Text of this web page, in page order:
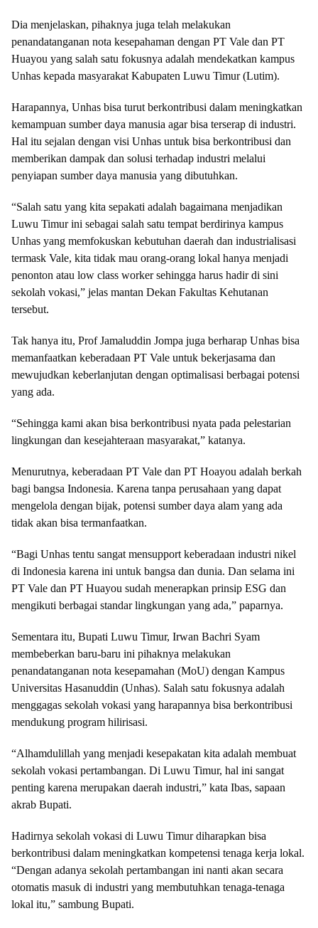
Dia menjelaskan, pihaknya juga telah melakukan
penandatanganan nota kesepahaman dengan PT Vale dan PT
Huayou yang salah satu fokusnya adalah mendekatkan kampus
Unhas kepada masyarakat Kabupaten Luwu Timur (Lutim).
Harapannya, Unhas bisa turut berkontribusi dalam meningkatkan
kemampuan sumber daya manusia agar bisa terserap di industri.
Hal itu sejalan dengan visi Unhas untuk bisa berkontribusi dan
memberikan dampak dan solusi terhadap industri melalui
penyiapan sumber daya manusia yang dibutuhkan.
“Salah satu yang kita sepakati adalah bagaimana menjadikan
Luwu Timur ini sebagai salah satu tempat berdirinya kampus
Unhas yang memfokuskan kebutuhan daerah dan industrialisasi
termask Vale, kita tidak mau orang-orang lokal hanya menjadi
penonton atau low class worker sehingga harus hadir di sini
sekolah vokasi,” jelas mantan Dekan Fakultas Kehutanan
tersebut.
Tak hanya itu, Prof Jamaluddin Jompa juga berharap Unhas bisa
memanfaatkan keberadaan PT Vale untuk bekerjasama dan
mewujudkan keberlanjutan dengan optimalisasi berbagai potensi
yang ada.
“Sehingga kami akan bisa berkontribusi nyata pada pelestarian
lingkungan dan kesejahteraan masyarakat,” katanya.
Menurutnya, keberadaan PT Vale dan PT Hoayou adalah berkah
bagi bangsa Indonesia. Karena tanpa perusahaan yang dapat
mengelola dengan bijak, potensi sumber daya alam yang ada
tidak akan bisa termanfaatkan.
“Bagi Unhas tentu sangat mensupport keberadaan industri nikel
di Indonesia karena ini untuk bangsa dan dunia. Dan selama ini
PT Vale dan PT Huayou sudah menerapkan prinsip ESG dan
mengikuti berbagai standar lingkungan yang ada,” paparnya.
Sementara itu, Bupati Luwu Timur, Irwan Bachri Syam
membeberkan baru-baru ini pihaknya melakukan
penandatanganan nota kesepamahan (MoU) dengan Kampus
Universitas Hasanuddin (Unhas). Salah satu fokusnya adalah
menggagas sekolah vokasi yang harapannya bisa berkontribusi
mendukung program hilirisasi.
“Alhamdulillah yang menjadi kesepakatan kita adalah membuat
sekolah vokasi pertambangan. Di Luwu Timur, hal ini sangat
penting karena merupakan daerah industri,” kata Ibas, sapaan
akrab Bupati.
Hadirnya sekolah vokasi di Luwu Timur diharapkan bisa
berkontribusi dalam meningkatkan kompetensi tenaga kerja lokal.
“Dengan adanya sekolah pertambangan ini nanti akan secara
otomatis masuk di industri yang membutuhkan tenaga-tenaga
lokal itu,” sambung Bupati.